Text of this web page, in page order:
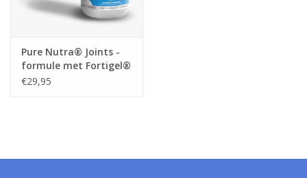
Pure Nutra® Joints -
formule met Fortigel®
gehydrolyseerd
€29,95